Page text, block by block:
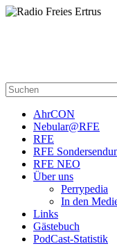
Skip
AhrCON
Nebular@RFE
RFE
RFE
RFE NEO
Über uns
Perrypedia
In den
Links
Gästebuch
PodCast-Statistik